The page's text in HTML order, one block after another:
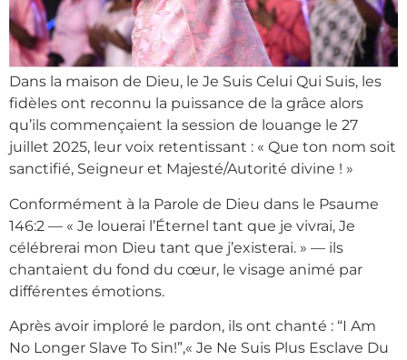
Dans la maison de Dieu, le Je Suis Celui Qui Suis, les
fidèles ont reconnu la puissance de la grâce alors
qu’ils commençaient la session de louange le 27
juillet 2025, leur voix retentissant : « Que ton nom soit
sanctifié, Seigneur et Majesté/Autorité divine ! »
Conformément à la Parole de Dieu dans le Psaume
146:2 — « Je louerai l’Éternel tant que je vivrai, Je
célébrerai mon Dieu tant que j’existerai. » — ils
chantaient du fond du cœur, le visage animé par
différentes émotions.
Après avoir imploré le pardon, ils ont chanté : “I Am
No Longer Slave To Sin!”,« Je Ne Suis Plus Esclave Du